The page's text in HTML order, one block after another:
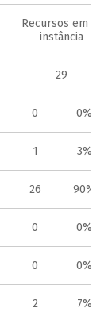
Recursos em 2ª
instância
29
0 0%
1 3%
26 90%
0 0%
0 0%
2 7%